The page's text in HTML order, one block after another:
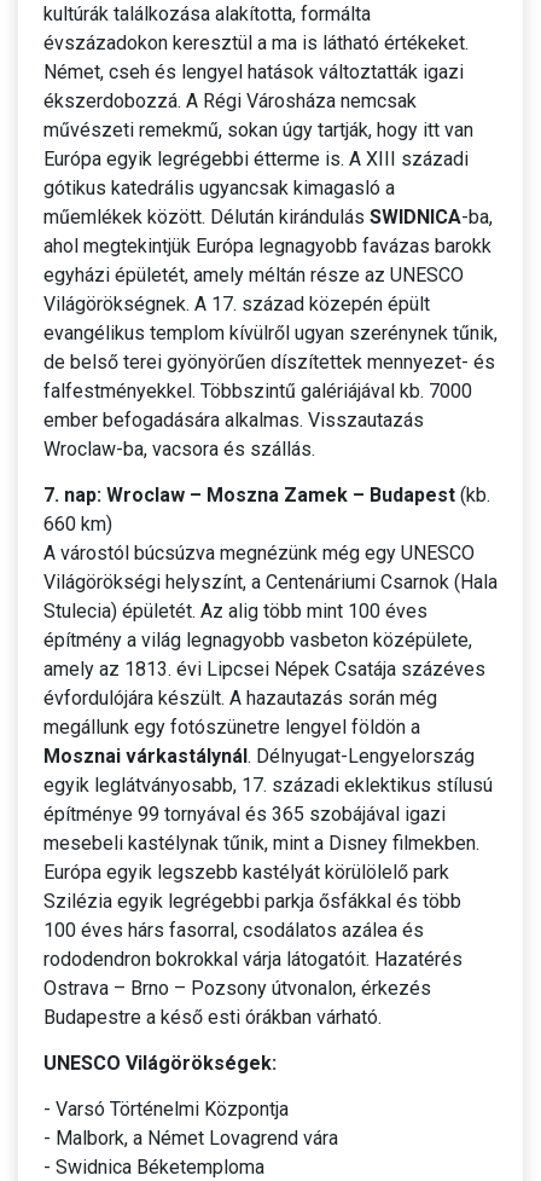
kultúrák találkozása alakította, formálta
évszázadokon keresztül a ma is látható értékeket.
Német, cseh és lengyel hatások változtatták igazi
ékszerdobozzá. A Régi Városháza nemcsak
művészeti remekmű, sokan úgy tartják, hogy itt van
Európa egyik legrégebbi étterme is. A XIII századi
gótikus katedrális ugyancsak kimagasló a
műemlékek között. Délután kirándulás SWIDNICA-ba,
ahol megtekintjük Európa legnagyobb favázas barokk
egyházi épületét, amely méltán része az UNESCO
Világörökségnek. A 17. század közepén épült
evangélikus templom kívülről ugyan szerénynek tűnik,
de belső terei gyönyörűen díszítettek mennyezet- és
falfestményekkel. Többszintű galériájával kb. 7000
ember befogadására alkalmas. Visszautazás
Wroclaw-ba, vacsora és szállás.
7. nap: Wroclaw – Moszna Zamek – Budapest (kb.
660 km)
A várostól búcsúzva megnézünk még egy UNESCO
Világörökségi helyszínt, a Centenáriumi Csarnok (Hala
Stulecia) épületét. Az alig több mint 100 éves
építmény a világ legnagyobb vasbeton középülete,
amely az 1813. évi Lipcsei Népek Csatája százéves
évfordulójára készült. A hazautazás során még
megállunk egy fotószünetre lengyel földön a
Mosznai várkastálynál . Délnyugat-Lengyelország
egyik leglátványosabb, 17. századi eklektikus stílusú
építménye 99 tornyával és 365 szobájával igazi
mesebeli kastélynak tűnik, mint a Disney filmekben.
Európa egyik legszebb kastélyát körülölelő park
Szilézia egyik legrégebbi parkja ősfákkal és több
100 éves hárs fasorral, csodálatos azálea és
rododendron bokrokkal várja látogatóit. Hazatérés
Ostrava – Brno – Pozsony útvonalon, érkezés
Budapestre a késő esti órákban várható.
UNESCO Világörökségek:
- Varsó Történelmi Központja
- Malbork, a Német Lovagrend vára
- Swidnica Béketemploma